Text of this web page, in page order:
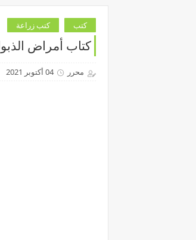
كتب كتب زراعة
كتاب أمراض
محرر 04 أكتوبر 2021